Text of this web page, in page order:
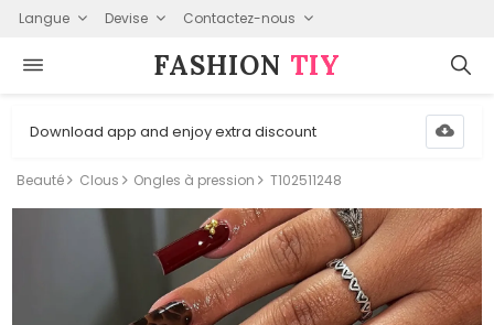
Langue Devise Contactez-nous
FASHION⁠ TIY
Download app and enjoy extra discount
Beauté Clous Ongles à pression T102511248